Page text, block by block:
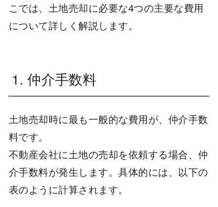
こでは、土地売却に必要な4つの主要な費用
について詳しく解説します。
1. 仲介手数料
土地売却時に最も一般的な費用が、仲介手数
料です。
不動産会社に土地の売却を依頼する場合、仲
介手数料が発生します。具体的には、以下の
表のように計算されます。